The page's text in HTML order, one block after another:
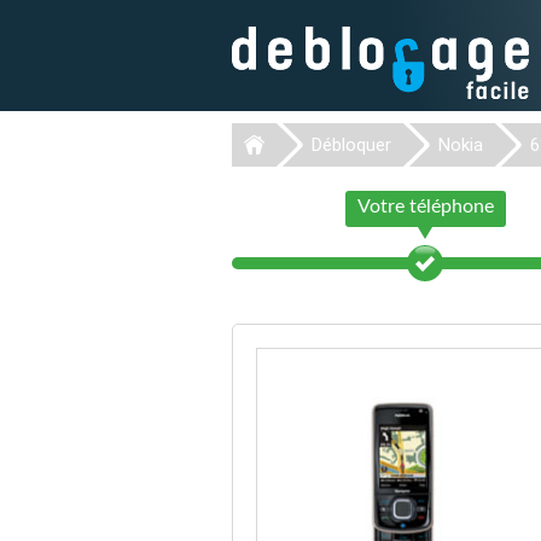
Débloquer Nokia
Votre téléphone